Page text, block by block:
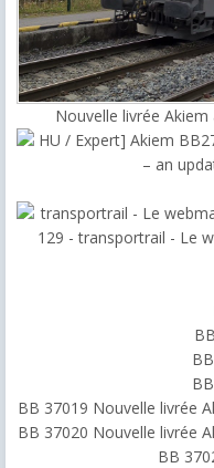
Nouvelle livrée
BB 37019 Nouvelle livrée
BB 37020 Nouvelle livrée
BB